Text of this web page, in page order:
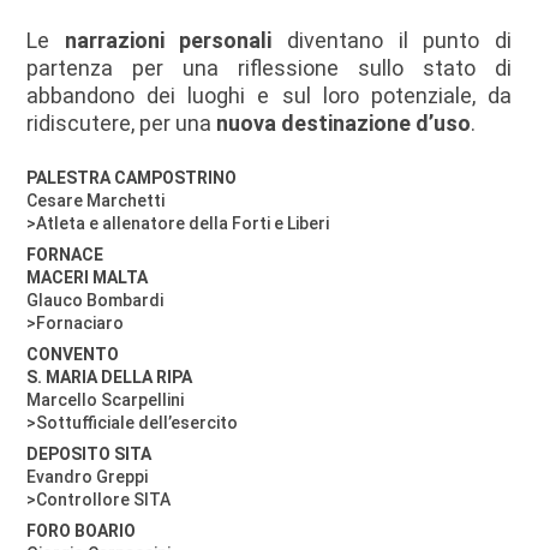
Le narrazioni personali diventano il punto di
partenza per una riflessione sullo stato di
abbandono dei luoghi e sul loro potenziale, da
ridiscutere, per una nuova destinazione d’uso.
PALESTRA CAMPOSTRINO
Cesare Marchetti
>Atleta e allenatore della Forti e Liberi
FORNACE
MACERI MALTA
Glauco Bombardi
>Fornaciaro
CONVENTO
S. MARIA DELLA RIPA
Marcello Scarpellini
>Sottufficiale dell’esercito
DEPOSITO SITA
Evandro Greppi
>Controllore SITA
FORO BOARIO